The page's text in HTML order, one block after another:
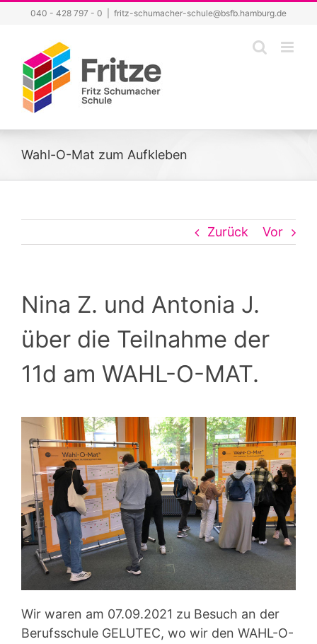
springen
040 - 428 797 - 0 fritz-schumacher-schule@bsfb.hamburg.de
Wahl-O-Mat zum Aufkleben
Zurück Vor
Nina Z. und Antonia J.
über die Teilnahme der
11d am WAHL-O-MAT.
Wir waren am 07.09.2021 zu Besuch an der
Berufsschule GELUTEC, wo wir den WAHL-O-